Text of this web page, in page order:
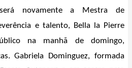
será novamente a Mestra de
e talento, Bella la Pierre
na manhã de domingo,
Gabriela Dominguez, formada